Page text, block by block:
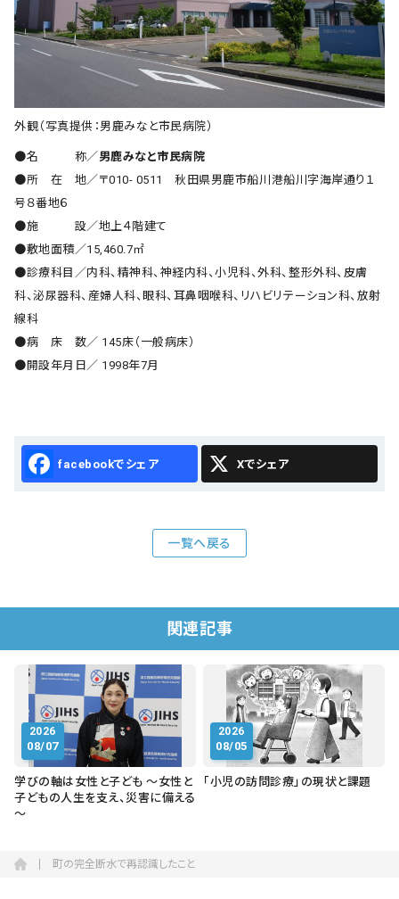
外観（写真提供：男鹿みなと市民病院）
●名 称／男鹿みなと市民病院
●所 在 地／〒010- 0511 秋田県男鹿市船川港船川字海岸通り１
号８番地６
●施 設／地上４階建て
●敷地面積／15,460.7㎡
●診療科目／内科、精神科、神経内科、小児科、外科、整形外科、皮膚
科、泌尿器科、産婦人科、眼科、耳鼻咽喉科、リハビリテーション科、放射
線科
●病 床 数／ 145床（一般病床）
●開設年月日／ 1998年7月
Facebook X
一覧へ戻る
関連記事
2026
08/07
学びの軸は女性と子ども ～女性と
子どもの人生を支え、災害に備える
～
2026
08/05
「小児の訪問診療」の現状と課題
町の完全断水で再認識したこと